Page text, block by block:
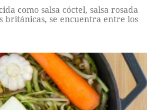
como salsa cóctel, salsa rosada
británicas, se encuentra entre los